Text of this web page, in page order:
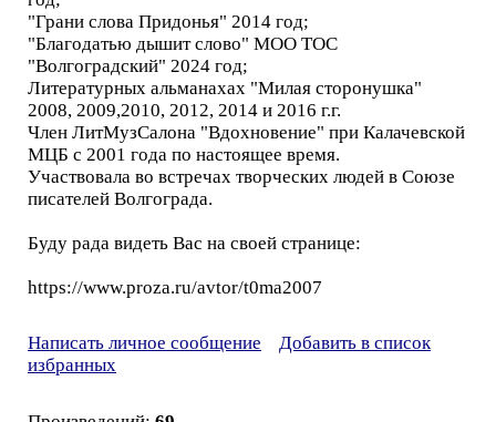
"Грани слова Придонья" 2014 год;
"Благодатью дышит слово" МОО ТОС
"Волгоградский" 2024 год;
Литературных альманахах "Милая сторонушка"
2008, 2009,2010, 2012, 2014 и 2016 г.г.
Член ЛитМузСалона "Вдохновение" при Калачевской
МЦБ с 2001 года по настоящее время.
Участвовала во встречах творческих людей в Союзе
писателей Волгограда.
Буду рада видеть Вас на своей странице:
https://www.proza.ru/avtor/t0ma2007
Написать личное сообщение
Добавить в список
избранных